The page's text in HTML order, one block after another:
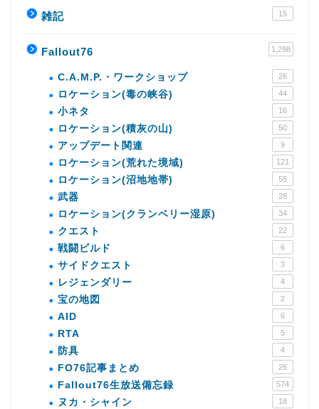
雑記 15
Fallout76 1,298
C.A.M.P.・ワークショップ 26
ロケーション(毒の峡谷) 44
小ネタ 16
ロケーション(積灰の山) 50
アップデート関連 9
ロケーション(荒れた境域) 121
ロケーション(沼地地帯) 55
武器 28
ロケーション(クランベリー湿原) 34
クエスト 22
戦闘ビルド 6
サイドクエスト 3
レジェンダリー 4
宝の地図 2
AID 6
RTA 5
防具 4
FO76記事まとめ 26
Fallout76生放送備忘録 574
ヌカ・シャイン 18